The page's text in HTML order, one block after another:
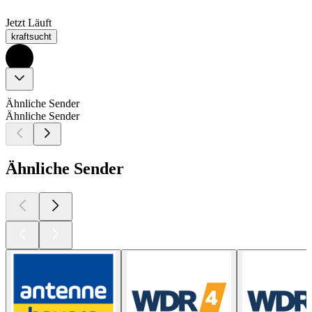
Jetzt Läuft
kraftsucht
Ähnliche Sender
Ähnliche Sender
Ähnliche Sender